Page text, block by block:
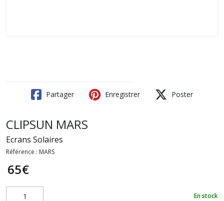
Partager Enregistrer Poster
CLIPSUN MARS
Ecrans Solaires
Référence : MARS
65€
En stock